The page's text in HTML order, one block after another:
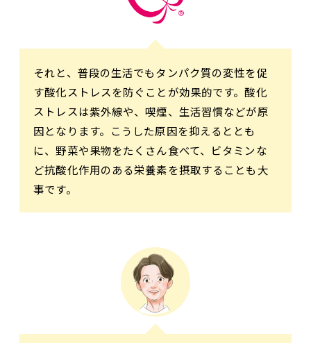
それと、普段の生活でもタンパク質の変性を促
す酸化ストレスを防ぐことが効果的です。酸化
ストレスは紫外線や、喫煙、生活習慣などが原
因となります。こうした原因を抑えるととも
に、野菜や果物をたくさん食べて、ビタミンな
ど抗酸化作用のある栄養素を摂取することも大
事です。